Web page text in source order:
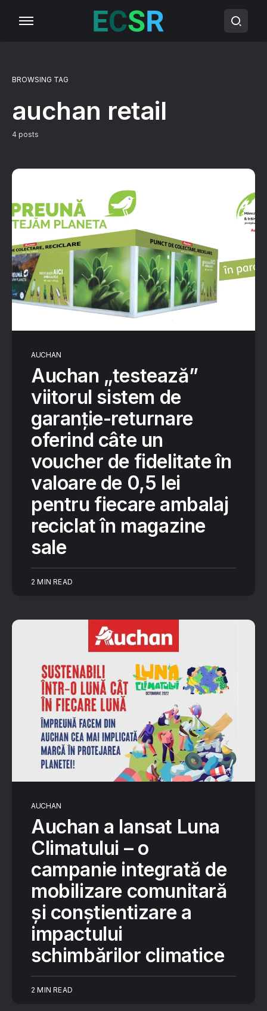
BROWSING TAG
auchan retail
4 posts
AUCHAN
Auchan „testează”
viitorul sistem de
garanție-returnare
oferind câte un
voucher de fidelitate în
valoare de 0,5 lei
pentru fiecare ambalaj
reciclat în magazine
sale
2 MIN READ
AUCHAN
Auchan a lansat Luna
Climatului – o
campanie integrată de
mobilizare comunitară
și conștientizare a
impactului
schimbărilor climatice
2 MIN READ